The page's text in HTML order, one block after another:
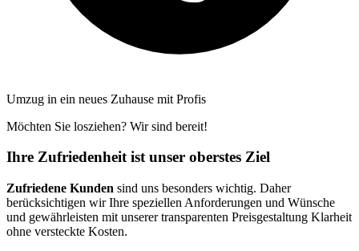
Umzug in ein neues Zuhause mit Profis
Möchten Sie losziehen? Wir sind bereit!
Ihre Zufriedenheit ist unser oberstes Ziel
Zufriedene Kunden sind uns besonders wichtig. Daher
berücksichtigen wir Ihre speziellen Anforderungen und Wünsche
und gewährleisten mit unserer transparenten Preisgestaltung Klarheit
ohne versteckte Kosten.